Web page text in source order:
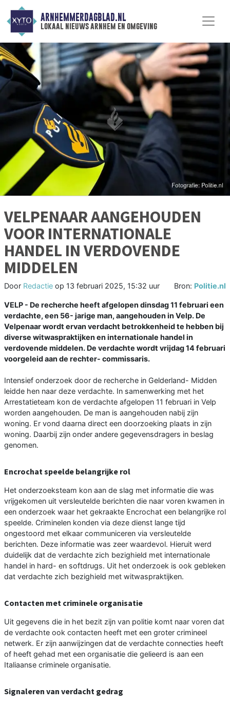
ARNHEMMERDAGBLAD.NL
lokaal nieuws arnhem en omgeving
VELPENAAR AANGEHOUDEN
VOOR INTERNATIONALE
HANDEL IN VERDOVENDE
MIDDELEN
Door Redactie op 13 februari 2025, 15:32 uur Bron: Politie.nl
VELP - De recherche heeft afgelopen dinsdag 11 februari een
verdachte, een 56- jarige man, aangehouden in Velp. De
Velpenaar wordt ervan verdacht betrokkenheid te hebben bij
diverse witwaspraktijken en internationale handel in
verdovende middelen. De verdachte wordt vrijdag 14 februari
voorgeleid aan de rechter- commissaris.
Intensief onderzoek door de recherche in Gelderland- Midden
leidde hen naar deze verdachte. In samenwerking met het
Arrestatieteam kon de verdachte afgelopen 11 februari in Velp
worden aangehouden. De man is aangehouden nabij zijn
woning. Er vond daarna direct een doorzoeking plaats in zijn
woning. Daarbij zijn onder andere gegevensdragers in beslag
genomen.
Encrochat speelde belangrijke rol
Het onderzoeksteam kon aan de slag met informatie die was
vrijgekomen uit versleutelde berichten die naar voren kwamen in
een onderzoek waar het gekraakte Encrochat een belangrijke rol
speelde. Criminelen konden via deze dienst lange tijd
ongestoord met elkaar communiceren via versleutelde
berichten. Deze informatie was zeer waardevol. Hieruit werd
duidelijk dat de verdachte zich bezighield met internationale
handel in hard- en softdrugs. Uit het onderzoek is ook gebleken
dat verdachte zich bezighield met witwaspraktijken.
Contacten met criminele organisatie
Uit gegevens die in het bezit zijn van politie komt naar voren dat
de verdachte ook contacten heeft met een groter crimineel
netwerk. Er zijn aanwijzingen dat de verdachte connecties heeft
of heeft gehad met een organisatie die gelieerd is aan een
Italiaanse criminele organisatie.
Signaleren van verdacht gedrag